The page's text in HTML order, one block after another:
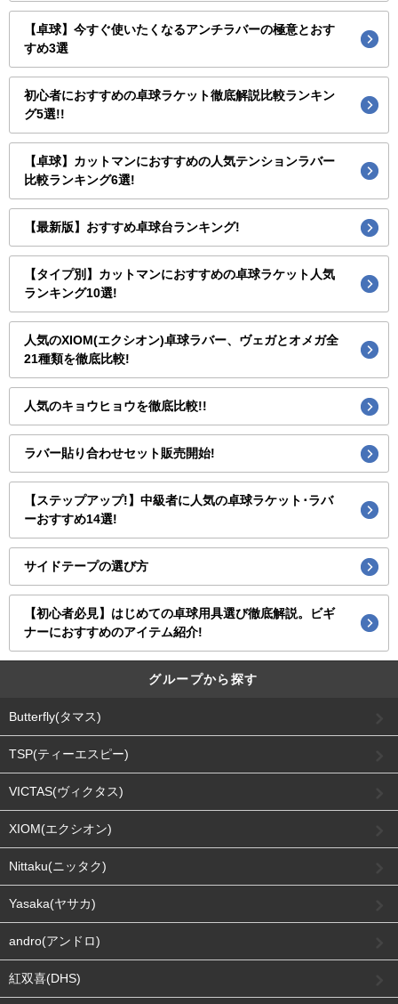
【卓球】今すぐ使いたくなるアンチラバーの極意とおす
すめ3選
初心者におすすめの卓球ラケット徹底解説比較ランキン
グ5選!!
【卓球】カットマンにおすすめの人気テンションラバー
比較ランキング6選!
【最新版】おすすめ卓球台ランキング!
【タイプ別】カットマンにおすすめの卓球ラケット人気
ランキング10選!
人気のXIOM(エクシオン)卓球ラバー、ヴェガとオメガ全
21種類を徹底比較!
人気のキョウヒョウを徹底比較!!
ラバー貼り合わせセット販売開始!
【ステップアップ!】中級者に人気の卓球ラケット･ラバ
ーおすすめ14選!
サイドテープの選び方
【初心者必見】はじめての卓球用具選び徹底解説。ビギ
ナーにおすすめのアイテム紹介!
グループから探す
Butterfly(タマス)
TSP(ティーエスピー)
VICTAS(ヴィクタス)
XIOM(エクシオン)
Nittaku(ニッタク)
Yasaka(ヤサカ)
andro(アンドロ)
紅双喜(DHS)